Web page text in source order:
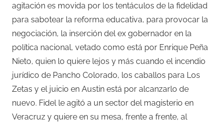
agitación es movida por los tentáculos de la fidelidad
para sabotear la reforma educativa, para provocar la
negociación, la inserción del ex gobernador en la
política nacional, vetado como está por Enrique Peña
Nieto, quien lo quiere lejos y más cuando el incendio
jurídico de Pancho Colorado, los caballos para Los
Zetas y el juicio en Austin está por alcanzarlo de
nuevo. Fidel le agitó a un sector del magisterio en
Veracruz y quiere en su mesa, frente a frente, al